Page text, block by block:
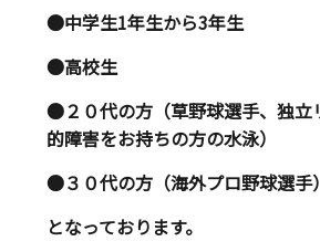
●中学生1年生から3年生
●高校生
●２０代の方（草野球選手、独立
的障害をお持ちの方の水泳）
●３０代の方（海外プロ野球選手）
となっております。